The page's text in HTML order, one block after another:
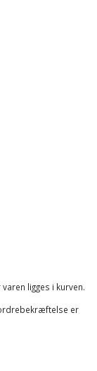
ligges i kurven.
er